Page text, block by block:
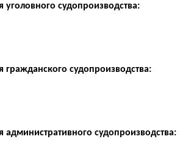
уголовного судопроизводства:
гражданского судопроизводства:
административного судопроизводства: